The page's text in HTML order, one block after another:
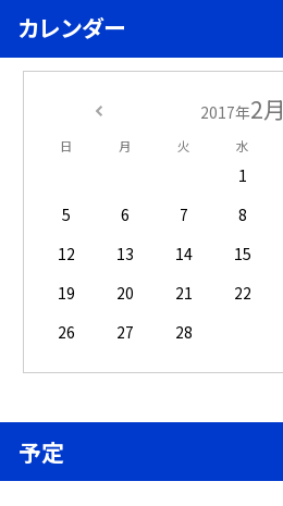
カレンダー
2017年2月
日 月 火 水
1
5
6 7 8
12
13 14 15
19
20 21 22
26
27 28
予定